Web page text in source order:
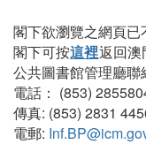
閣下欲瀏覽之網頁已
閣下可按這裡返回澳
公共圖書館管理廳聯
電話： (853)
傳真: (853) 2831
電郵: